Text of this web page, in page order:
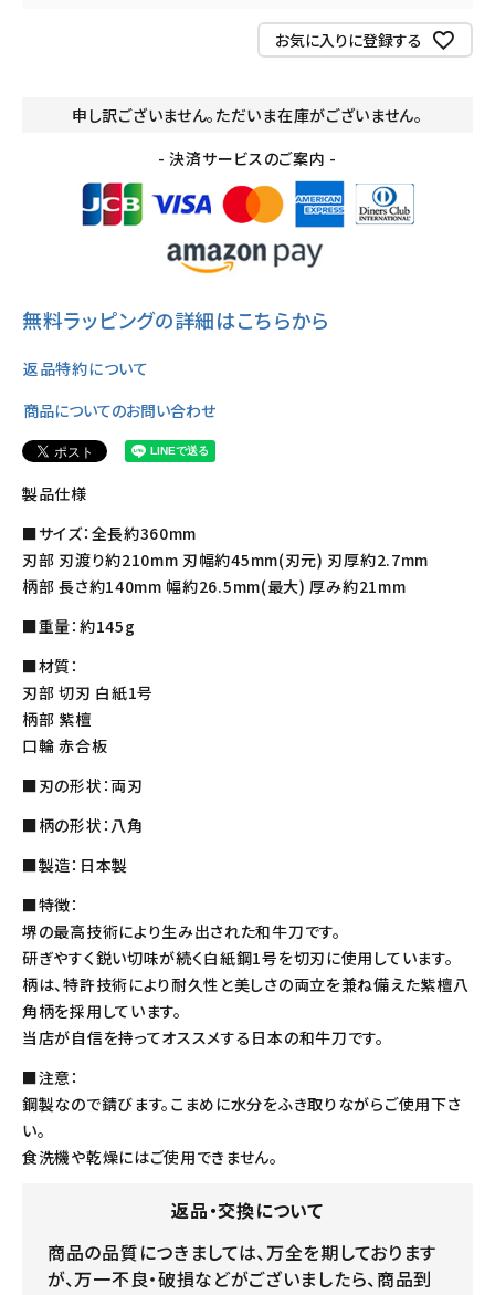
お気に入りに登録する
申し訳ございません。ただいま在庫がございません。
- 決済サービスのご案内 -
無料ラッピングの詳細はこちらから
返品特約について
商品についてのお問い合わせ
製品仕様
■サイズ：全長約360mm
刃部 刃渡り約210mm 刃幅約45mm(刃元) 刃厚約2.7mm
柄部 長さ約140mm 幅約26.5mm(最大) 厚み約21mm
■重量：約145g
■材質：
刃部 切刃 白紙1号
柄部 紫檀
口輪 赤合板
■刃の形状：両刃
■柄の形状：八角
■製造：日本製
■特徴：
堺の最高技術により生み出された和牛刀です。
研ぎやすく鋭い切味が続く白紙鋼1号を切刃に使用しています。
柄は、特許技術により耐久性と美しさの両立を兼ね備えた紫檀八
角柄を採用しています。
当店が自信を持ってオススメする日本の和牛刀です。
■注意：
鋼製なので錆びます。こまめに水分をふき取りながらご使用下さ
い。
食洗機や乾燥にはご使用できません。
返品・交換について
商品の品質につきましては、万全を期しております
が、万一不良・破損などがございましたら、商品到